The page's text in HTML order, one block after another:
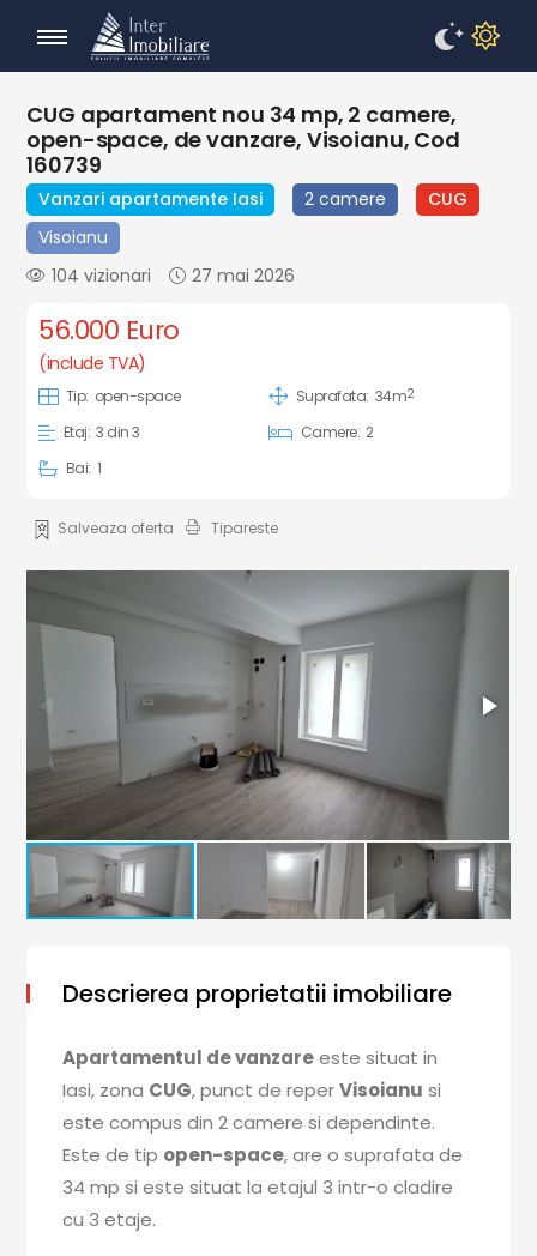
CUG apartament nou 34 mp, 2 camere,
open-space, de vanzare, Visoianu, Cod
160739
Vanzari apartamente Iasi 2 camere
CUG
Visoianu
104 vizionari
27 mai 2026
56.000 Euro
(include TVA)
Tip: open-space Suprafata: 34m2
Etaj: 3 din 3 Camere: 2
Bai: 1
Salveaza oferta Tipareste
Descrierea proprietatii imobiliare
Apartamentul de vanzareeste situat in
Iasi, zona CUG, punct de reperVisoianu si
este compus din 2 camere si dependinte.
Este de tip open-space, are o suprafata de
34 mp si este situat la etajul 3 intr-o cladire
cu 3 etaje.